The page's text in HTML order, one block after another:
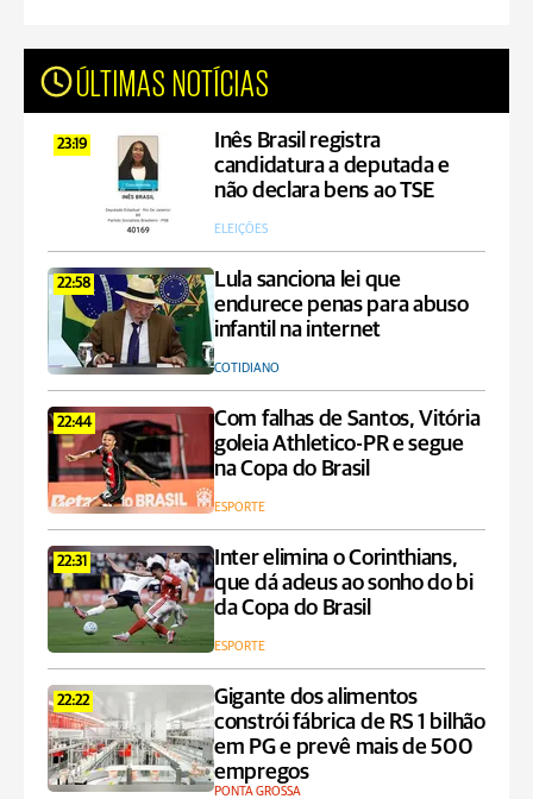
ÚLTIMAS NOTÍCIAS
23:19
Inês Brasil registra
candidatura a deputada e
não declara bens ao TSE
ELEIÇÕES
22:58
Lula sanciona lei que
endurece penas para abuso
infantil na internet
COTIDIANO
22:44
Com falhas de Santos, Vitória
goleia Athletico-PR e segue
na Copa do Brasil
ESPORTE
22:31
Inter elimina o Corinthians,
que dá adeus ao sonho do bi
da Copa do Brasil
ESPORTE
22:22
Gigante dos alimentos
constrói fábrica de RS 1 bilhão
em PG e prevê mais de 500
empregos
PONTA GROSSA